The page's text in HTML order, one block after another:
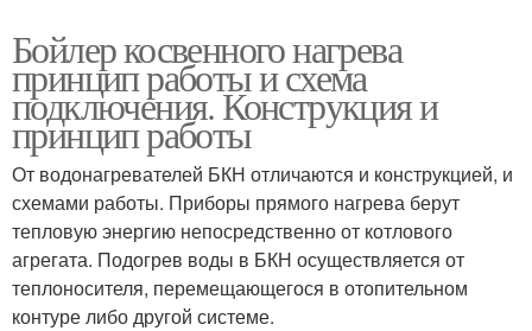
Бойлер косвенного нагрева
принцип работы и схема
подключения. Конструкция и
принцип работы
От водонагревателей БКН отличаются и конструкцией, и
схемами работы. Приборы прямого нагрева берут
тепловую энергию непосредственно от котлового
агрегата. Подогрев воды в БКН осуществляется от
теплоносителя, перемещающегося в отопительном
контуре либо другой системе.